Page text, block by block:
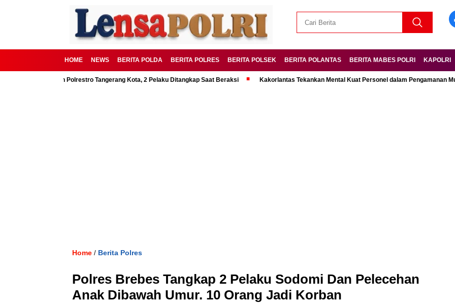
HOME NEWS BERITA POLDA BERITA POLRES BERITA POLSEK BERITA POLANTAS BERITA MABES POLRI KAPOLRI
Digagalkan Polrestro Tangerang Kota, 2 Pelaku Ditangkap Saat Beraksi Kakorlantas Tekankan Mental Kuat Personel dalam Pengamanan Mudik
Home / Berita Polres
Polres Brebes Tangkap 2 Pelaku Sodomi Dan Pelecehan
Anak Dibawah Umur. 10 Orang Jadi Korban